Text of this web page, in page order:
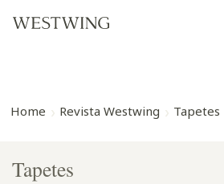
Home Revista Westwing Tapetes
Tapetes